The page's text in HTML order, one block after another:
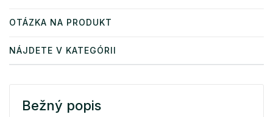
OTÁZKA NA PRODUKT
NÁJDETE V KATEGÓRII
Bežný popis